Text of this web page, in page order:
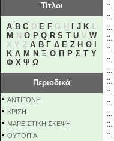
Τίτλοι
A B C D E FG H J K L
M
N O P Q R S T U V W
X Y ZΑ Β Γ Δ Ε Ζ Η Θ
Κ Λ Μ Ν Ξ Ο Π Ρ Σ Τ Υ
Φ Χ Ψ Ω
Περιοδικά
• ΑΝΤΙΓΟΝΗ
• ΚΡΙΣΗ
• ΜΑΡΞΙΣΤΙΚΗ ΣΚΕΨΗ
• ΟΥΤΟΠΙΑ
::.
::.
::.
::.
::.
::.
::.
::.
::.
::.
::.
::.
::.